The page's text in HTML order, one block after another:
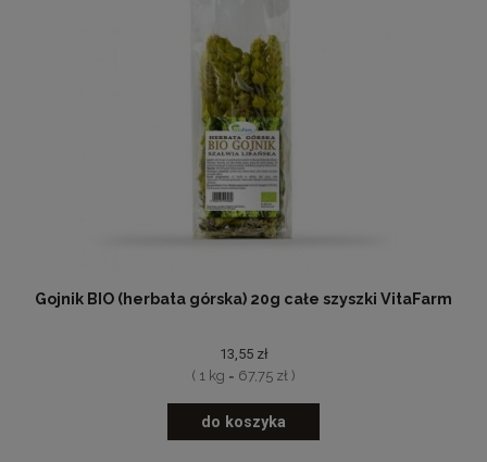
Gojnik BIO (herbata górska) 20g całe szyszki VitaFarm
13,55 zł
( 1 kg = 67,75 zł )
do koszyka